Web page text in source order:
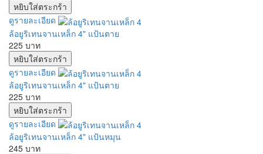
ดูรายละเอียด
ล้อยูริเทนจานเหล็ก 4" แป้นตาย
225 บาท
ดูรายละเอียด
ล้อยูริเทนจานเหล็ก 4" แป้นตาย
225 บาท
ดูรายละเอียด
ล้อยูริเทนจานเหล็ก 4" แป้นหมุน
245 บาท